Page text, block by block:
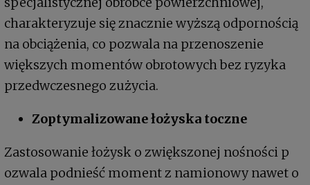
charakteryzuje się znacznie wyższą odpornością
na obciążenia, co pozwala na przenoszenie
większych momentów obrotowych bez ryzyka
przedwczesnego zużycia.
Zoptymalizowane łożyska toczne
Zastosowanie łożysk o zwiększonej nośności p
ozwala podnieść moment z namionowy nawet o